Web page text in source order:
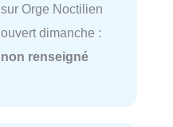
sur Orge Noctilien
ouvert dimanche :
non renseigné